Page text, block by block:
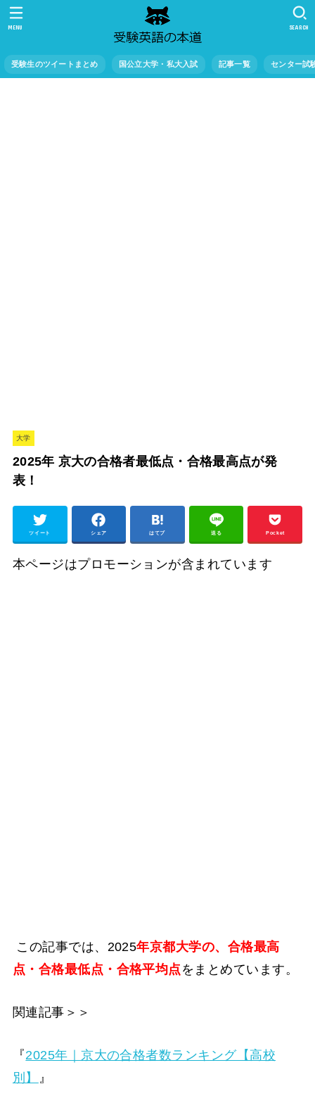
受験生のツイートまとめ 国公立大学・私大入試 記事一覧 センター試
SEARCH
MENU
大学
2025年 京大の合格者最低点・合格最高点が発
表！
ツイート シェア はてブ 送る Pocket
本ページはプロモーションが含まれています
この記事では、2025年京都大学の、合格最高
点・合格最低点・合格平均点をまとめています。
関連記事＞＞
『2025年｜京大の合格者数ランキング【高校
別】
』